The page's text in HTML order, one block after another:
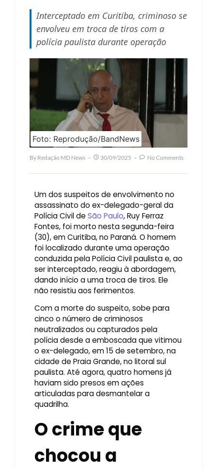
Interceptado em Curitiba, criminoso se
envolveu em troca de tiros com a
polícia paulista durante operação
Foto: Reprodução/BandNews
By Redação MD News 30/09/2025 No Comments
Um dos suspeitos de envolvimento no
assassinato do ex-delegado-geral da
Polícia Civil de São Paulo, Ruy Ferraz
Fontes, foi morto nesta segunda-feira
(30), em Curitiba, no Paraná. O homem
foi localizado durante uma operação
conduzida pela Polícia Civil paulista e, ao
ser interceptado, reagiu à abordagem,
dando início a uma troca de tiros. Ele
não resistiu aos ferimentos.
Com a morte do suspeito, sobe para
cinco o número de criminosos
neutralizados ou capturados pela
polícia desde a emboscada que vitimou
o ex-delegado, em 15 de setembro, na
cidade de Praia Grande, no litoral sul
paulista. Até agora, quatro homens já
haviam sido presos em ações
articuladas para desmantelar a
quadrilha.
O crime que
chocou a